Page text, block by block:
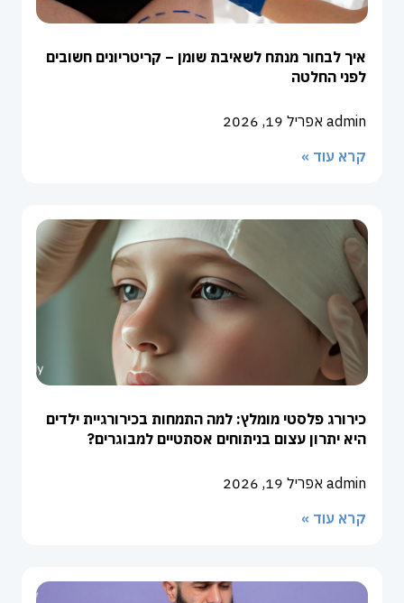
איך לבחור מנתח לשאיבת שומן – קריטריונים חשובים
לפני החלטה
admin אפריל 19, 2026
קרא עוד »
כירורג פלסטי מומלץ: למה התמחות בכירורגיית ילדים
היא יתרון עצום בניתוחים אסתטיים למבוגרים?
admin אפריל 19, 2026
קרא עוד »